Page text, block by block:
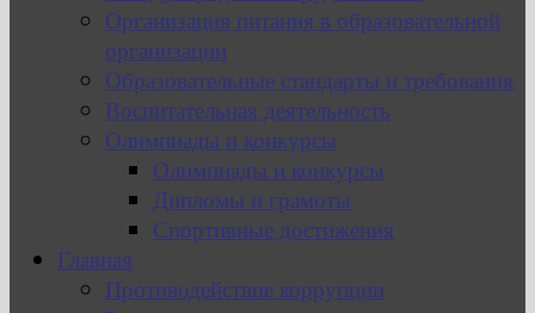
Организация питания в образовательной
организации
Образовательные стандарты и требования
Воспитательная деятельность
Олимпиады и конкурсы
Олимпиады и конкурсы
Дипломы и грамоты
Спортивные достижения
Главная
Противодействие коррупции